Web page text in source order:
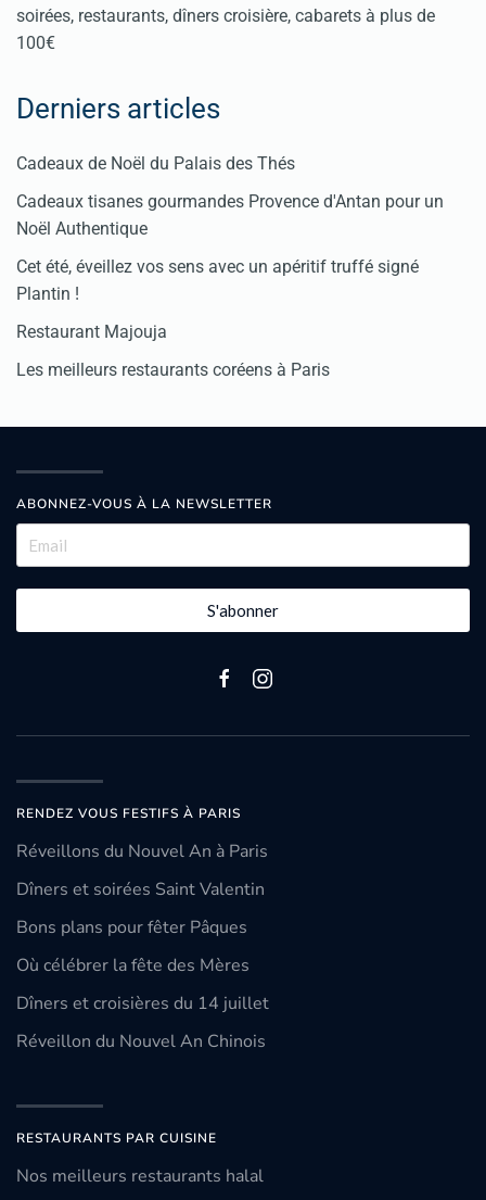
soirées, restaurants, dîners croisière, cabarets à plus de
100€
Derniers articles
Cadeaux de Noël du Palais des Thés
Cadeaux tisanes gourmandes Provence d'Antan pour un
Noël Authentique
Cet été, éveillez vos sens avec un apéritif truffé signé
Plantin !
Restaurant Majouja
Les meilleurs restaurants coréens à Paris
ABONNEZ-VOUS À LA NEWSLETTER
S'abonner
RENDEZ VOUS FESTIFS À PARIS
Réveillons du Nouvel An à Paris
Dîners et soirées Saint Valentin
Bons plans pour fêter Pâques
Où célébrer la fête des Mères
Dîners et croisières du 14 juillet
Réveillon du Nouvel An Chinois
RESTAURANTS PAR CUISINE
Nos meilleurs restaurants halal